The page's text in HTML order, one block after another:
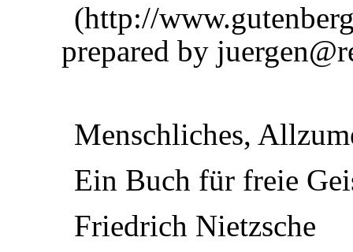
(http://
prepared by
Menschliches,
Ein Buch für freie
Friedrich Nietzsche